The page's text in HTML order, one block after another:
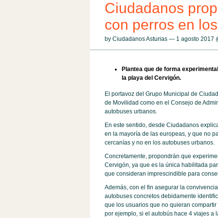
Ciudadanos
con perros en
by Ciudadanos Asturias — 1 agosto 2017
Plantea que de forma
la playa del Cervigón.
El portavoz del Grupo Municipal de
de Movilidad como en el Consejo de
autobuses urbanos.
En este sentido, desde Ciudadanos
en la mayoría de las europeas, y que no
cercanías y no en los autobuses urbanos.
Concretamente, propondrán que
Cervigón, ya que es la única habilitada
que consideran imprescindible para
Además, con el fin asegurar la
autobuses concretos debidamente
que los usuarios que no quieran
por ejemplo, si el autobús hace 4 viajes a